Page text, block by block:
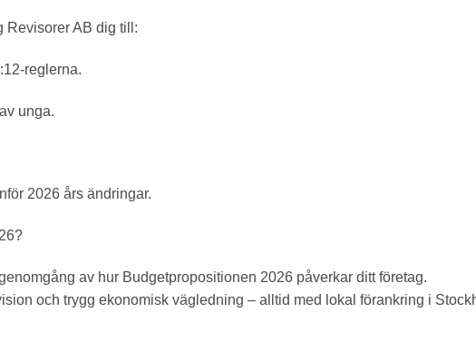
Revisorer AB dig till:
reglerna.
unga.
2026 års ändringar.
av hur Budgetpropositionen 2026 påverkar ditt företag.
och trygg ekonomisk vägledning – alltid med lokal förankring i